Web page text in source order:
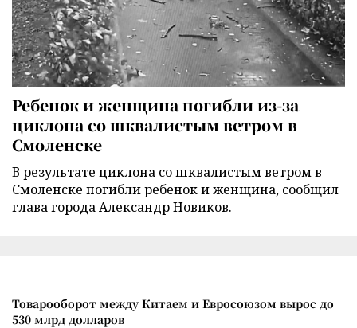
Ребенок и женщина погибли из-за
циклона со шквалистым ветром в
Смоленске
В результате циклона со шквалистым ветром в
Смоленске погибли ребенок и женщина, сообщил
глава города Александр Новиков.
Товарооборот между Китаем и Евросоюзом вырос до
530 млрд долларов